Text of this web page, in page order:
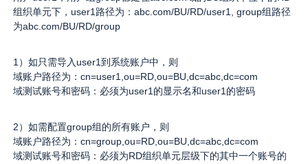
数据分发
行业应用解决方案
政府机构
广告媒体
组织单元下，user1路径为：abc.com/BU/RD/user1, group组路径
为abc.com/BU/RD/group
1）如只需导入user1到系统账户中，则
域账户路径为：cn=user1,ou=RD,ou=BU,dc=abc,dc=com
域测试账号和密码：必须为user1的显示名和user1的密码
2）如需配置group组的所有账户，则
域账户路径为：cn=group,ou=RD,ou=BU,dc=abc,dc=com
域测试账号和密码：必须为RD组织单元层级下的其中一个账号的